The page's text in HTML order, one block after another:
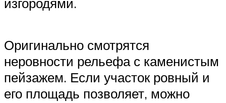
Оригинально смотрятся
неровности рельефа с каменистым
пейзажем. Если участок ровный и
его площадь позволяет, можно